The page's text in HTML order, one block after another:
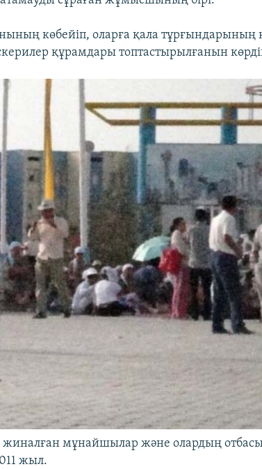
көбейіп, оларға қала тұрғындарының
құрамдары топтастырылғанын
жиналған мұнайшылар және олардың
жыл.